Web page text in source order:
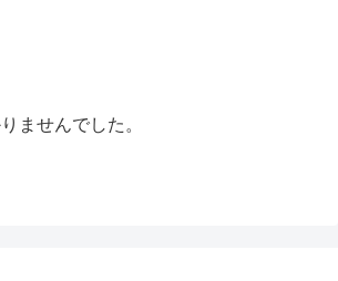
ませんでした。